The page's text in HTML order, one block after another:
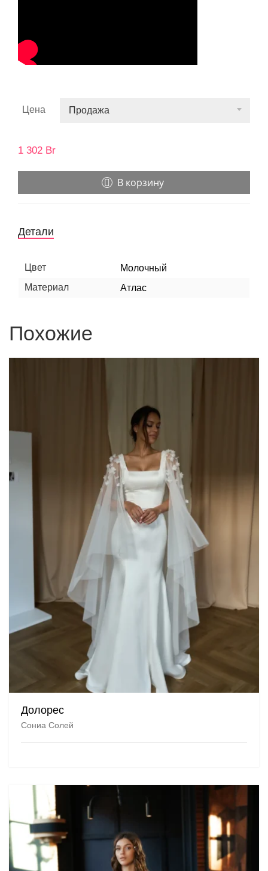
Цена Продажа
1 302 Br
В корзину
Детали
Цвет
Молочный
Материал
Атлас
Похожие
Долорес
Сониа Солей